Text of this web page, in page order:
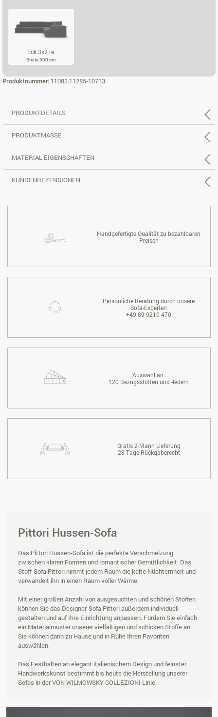
Eck 3x2 re.
Breite 300 cm
Produktnummer: 11083.11285-10713
PRODUKTDETAILS
PRODUKTMASSE
MATERIAL EIGENSCHAFTEN
KUNDENREZENSIONEN
Handgefertigte Qualität zu bezahlbaren
Preisen
Persönliche Beratung durch unsere
Sofa-Experten
+49 89 9210 470
Auswahl an
120 Bezugsstoffen und -ledern
Gratis 2-Mann Lieferung
28 Tage Rückgaberecht
Pittori Hussen-Sofa
Das Pittori Hussen-Sofa ist die perfekte Verschmelzung
zwischen klaren Formen und romantischer Gemütlichkeit. Das
Stoff-Sofa Pittori nimmt jedem Raum die kalte Nüchternheit und
verwandelt ihn in einen Raum voller Wärme.
Mit einer großen Anzahl von ausgesuchten und schönen Stoffen
können Sie das Designer-Sofa Pittori außerdem individuell
gestalten und auf Ihre Einrichtung anpassen. Fordern Sie einfach
ein Materialmuster unserer vielfältigen und schicken Stoffe an.
Sie können dann zu Hause und in Ruhe Ihren Favoriten
auswählen.
Das Festhalten an elegant italienischem Design und feinster
Handwerkskunst bestimmt bis heute die Herstellung unserer
Sofas in der VON WILMOWSKY COLLEZIONI Linie.